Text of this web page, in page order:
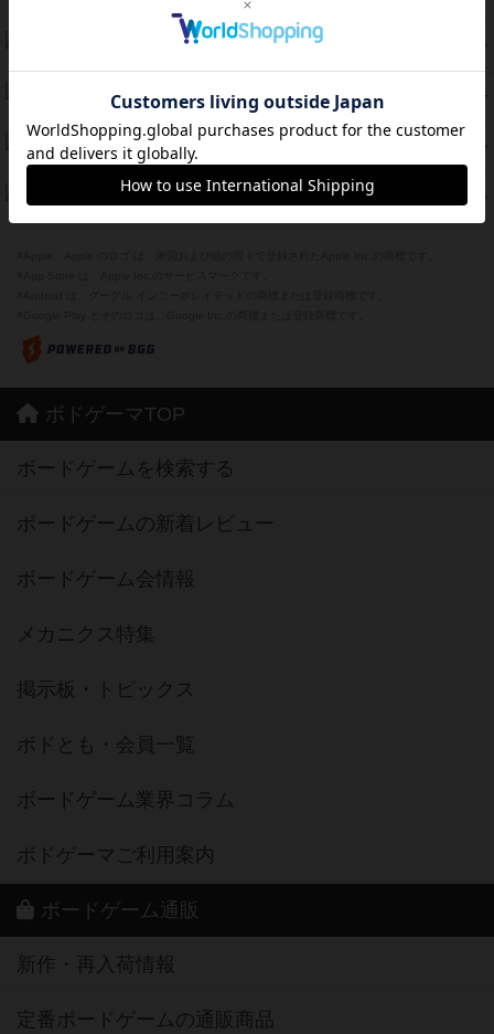
PT
モズビ－ズ・レイダ－ズ
PT
紹介文あり 1件の投稿
PT
ブレーキング・アウェイ
紹介文あり 4件の投稿
71 PT
ザ・フラッド
ボドゲーマTOP
ボードゲームを検索する
ボードゲームの新着レビュー
ボードゲーム会情報
メカニクス特集
掲示板・トピックス
ボドとも・会員一覧
ボードゲーム業界コラム
ボドゲーマご利用案内
ボードゲーム通販
新作・再入荷情報
定番ボードゲームの通販商品